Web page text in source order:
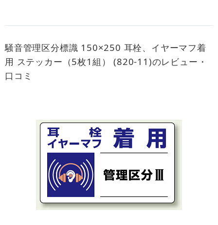
騒音管理区分標識 150×250 耳栓、イヤーマフ着
用 ステッカー（5枚1組） (820-11)のレビュー・
口コミ